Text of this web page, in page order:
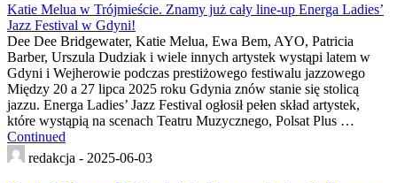
Katie Melua w Trójmieście. Znamy już cały line-up Energa Ladies’
Jazz Festival w Gdyni!
Dee Dee Bridgewater, Katie Melua, Ewa Bem, AYO, Patricia
Barber, Urszula Dudziak i wiele innych artystek wystąpi latem w
Gdyni i Wejherowie podczas prestiżowego festiwalu jazzowego
Między 20 a 27 lipca 2025 roku Gdynia znów stanie się stolicą
jazzu. Energa Ladies’ Jazz Festival ogłosił pełen skład artystek,
które wystąpią na scenach Teatru Muzycznego, Polsat Plus …
Continued
redakcja - 2025-06-03